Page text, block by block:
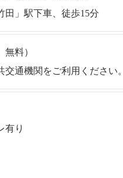
田」駅下車、徒歩15分
料）
通機関をご利用ください。
有り